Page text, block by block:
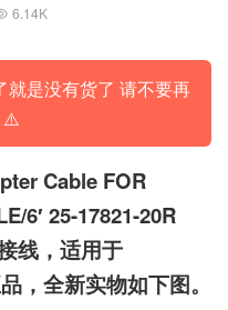
6.14K
是没有货了 请不要再
⚠️
Cable FOR
6′ 25-17821-20R
线，适用于
，全新实物如下图。